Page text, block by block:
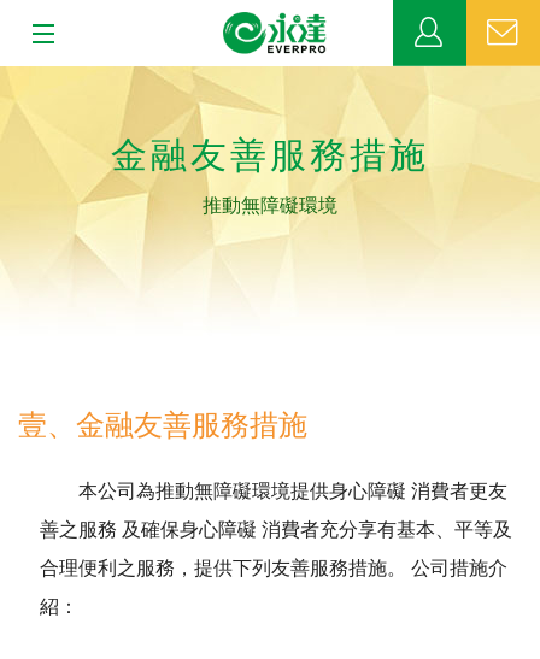
業務發展
MDRT
客戶服務
網站連結
聯絡我們
金融友善服務措施
推動無障礙環境
壹、金融友善服務措施
本公司為推動無障礙環境提供身心障礙 消費者更友
善之服務 及確保身心障礙 消費者充分享有基本、平等及
合理便利之服務，提供下列友善服務措施。 公司措施介
紹：